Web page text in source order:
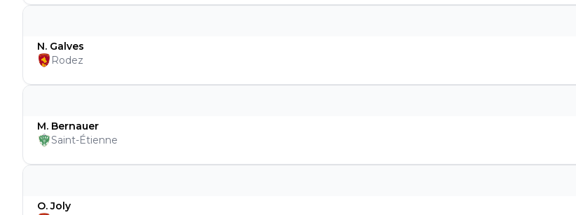
O. Joly
M. Bernauer
Saint-Étienne
N. Galves
Rodez